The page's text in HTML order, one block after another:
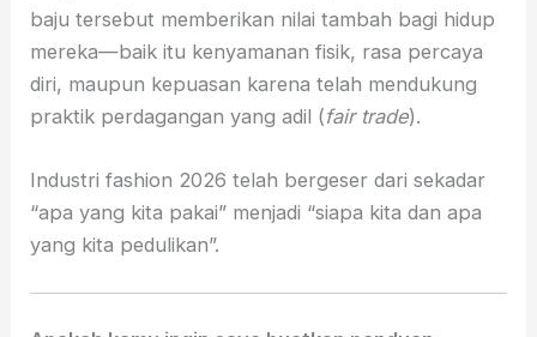
baju tersebut memberikan nilai tambah bagi hidup
mereka—baik itu kenyamanan fisik, rasa percaya
diri, maupun kepuasan karena telah mendukung
praktik perdagangan yang adil (fair trade).
Industri fashion 2026 telah bergeser dari sekadar
“apa yang kita pakai” menjadi “siapa kita dan apa
yang kita pedulikan”.